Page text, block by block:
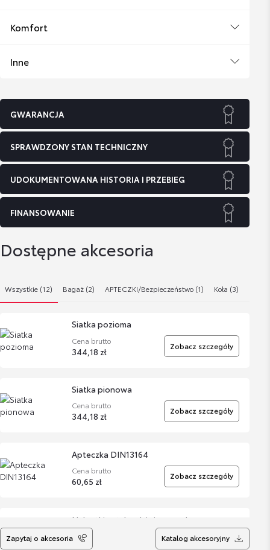
Komfort
Inne
GWARANCJA
SPRAWDZONY STAN TECHNICZNY
UDOKUMENTOWANA HISTORIA I PRZEBIEG
FINANSOWANIE
Dostępne akcesoria
Wszystkie (12) Bagaż (2) APTECZKI/Bezpieczeństwo (1) Koła (3)
Siatka pozioma
Cena brutto
344,18 zł Zobacz szczegóły
Siatka pionowa
Cena brutto
344,18 zł Zobacz szczegóły
Apteczka DIN13164
Cena brutto
60,65 zł Zobacz szczegóły
Nakrętki antykradzieżowe - chromowane
Cena brutto
332,81 zł Zobacz szczegóły
Zapytaj o akcesoria Katalog akcesoryjny